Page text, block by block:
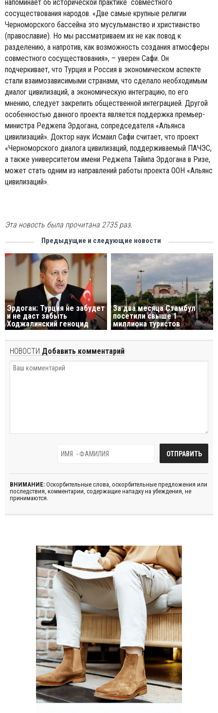
напоминает об исторической практике совместного
сосуществования народов. «Две самые крупные религии
Черноморского бассейна это мусульманство и христианство
(православие). Но мы рассматриваем их не как повод к
разделению, а напротив, как возможность создания атмосферы
совместного сосуществования», – уверен Сафи. Он
подчеркивает, что Турция и Россия в экономическом аспекте
стали взаимозависимыми странами, что сделало необходимым
диалог цивилизаций, а экономическую интеграцию, по его
мнению, следует закрепить общественной интеграцией. Другой
особенностью данного проекта является поддержка премьер-
министра Реджепа Эрдогана, сопредседателя «Альянса
цивилизаций». Доктор наук Исмаил Сафи считает, что проект
«Черноморского диалога цивилизаций, поддерживаемый ПАЧЭС,
а также университетом имени Реджепа Тайипа Эрдогана в Ризе,
может стать одним из направлений работы проекта ООН «Альянс
цивилизаций».
Эта новость была прочитана 2735 раз.
Предыдущие и следующие новости
Эрдоган: Турция не забудет
и не даст забыть
Ходжалинский геноцид
За два месяца Стамбул
посетили свыше 1
миллиона туристов
НОВОСТИ Добавить комментарий
ВНИМАНИЕ: Оскорбительные слова, оскорбительные предложения или
последствия, комментарии, содержащие нападку на убеждения, не
принимаются.